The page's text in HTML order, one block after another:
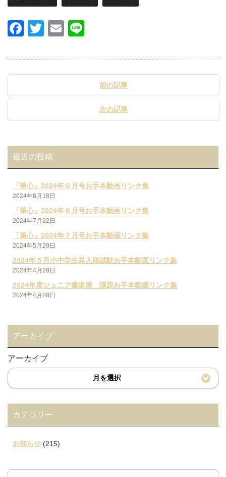
Facebook
Twitter
Email
前の記事
次の記事
最近の投稿
「筆心」2024年９月号お手本動画リンク集
2024年8月18日
「筆心」2024年８月号お手本動画リンク集
2024年7月22日
「筆心」2024年７月号お手本動画リンク集
2024年5月29日
2024年５月小中学生昇入段試験お手本動画リンク集
2024年4月28日
2024年度ジュニア書道展 課題お手本動画リンク集
2024年4月28日
アーカイブ
アーカイブ
月を選択
カテゴリー
お知らせ (215)